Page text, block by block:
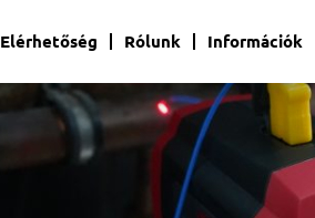
Elérhetőség Rólunk Információk